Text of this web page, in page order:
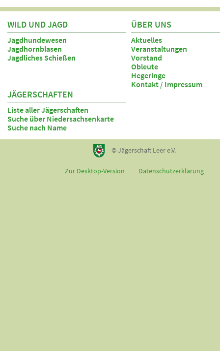
WILD UND JAGD
Jagdhundewesen
Jagdhornblasen
Jagdliches Schießen
ÜBER UNS
Aktuelles
Veranstaltungen
Vorstand
Obleute
Hegeringe
Kontakt / Impressum
JÄGERSCHAFTEN
Liste aller Jägerschaften
Suche über Niedersachsenkarte
Suche nach Name
© Jägerschaft Leer e.V.
Zur Desktop-Version Datenschutzerklärung